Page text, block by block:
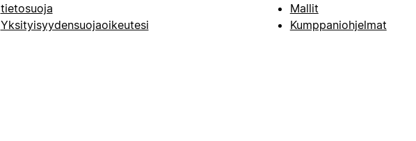
tietosuoja
Yksityisyydensuojaoikeutesi
Mallit
Kumppaniohjelmat